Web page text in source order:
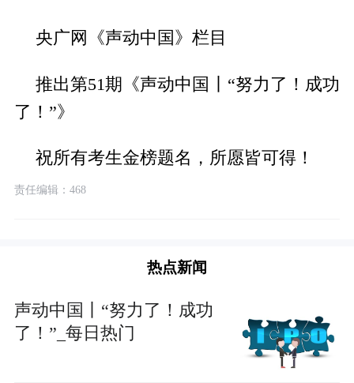
央广网《声动中国》栏目
推出第51期《声动中国丨“努力了！成功
了！”》
祝所有考生金榜题名，所愿皆可得！
责任编辑：468
热点新闻
声动中国丨“努力了！成功
了！”_每日热门